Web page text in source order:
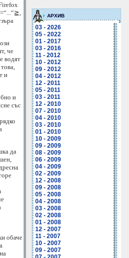
че
водят
и
и
със
да
обаче
АРХИВ
03 - 2026
05 - 2022
01 - 2017
03 - 2016
11 - 2012
10 - 2012
09 - 2012
04 - 2012
12 - 2011
05 - 2011
03 - 2011
12 - 2010
07 - 2010
04 - 2010
03 - 2010
01 - 2010
10 - 2009
09 - 2009
08 - 2009
06 - 2009
04 - 2009
02 - 2009
12 - 2008
09 - 2008
05 - 2008
04 - 2008
03 - 2008
02 - 2008
01 - 2008
12 - 2007
11 - 2007
10 - 2007
09 - 2007